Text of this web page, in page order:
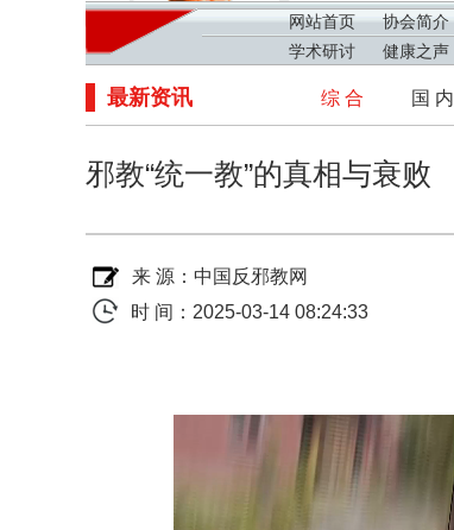
网站首页 协会简介
学术研讨
健康之声
最新资讯 综 合 国 内
邪教“统一教”的真相与衰败
来 源： 中国反邪教网
时 间：2025-03-14 08:24:33